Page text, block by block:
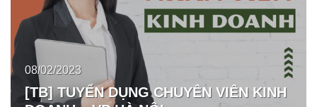
[TB] TUYỂN DỤNG CHUYÊN VIÊN KINH
08/02/2023